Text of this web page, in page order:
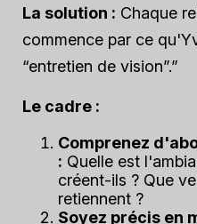
La solution : Chaque
commence par ce
“entretien de vision”.”
Le cadre :
Comprenez
: Quelle est
créent-ils ? Que
retiennent ?
Soyez précis en